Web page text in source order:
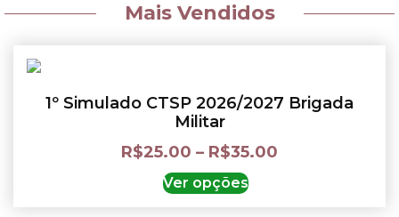
Mais Vendidos
1º Simulado CTSP 2026/2027 Brigada
Militar
R$25.00 – R$35.00
Ver opções